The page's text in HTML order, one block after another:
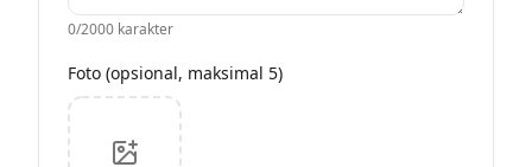
0/2000 karakter
Foto (opsional, maksimal 5)